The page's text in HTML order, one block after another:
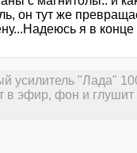
он тут же
я в конце
усилитель "Лада"
в эфир, фон и глушит